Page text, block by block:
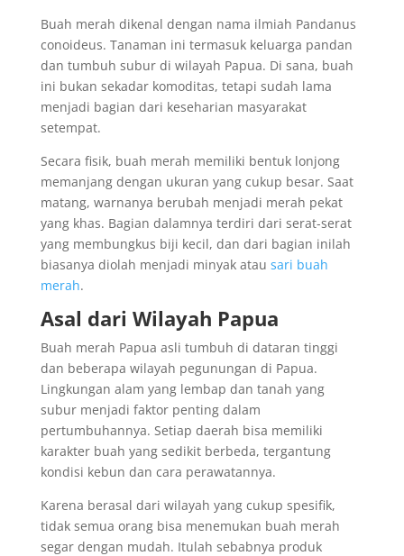
Buah merah dikenal dengan nama ilmiah Pandanus
conoideus. Tanaman ini termasuk keluarga pandan
dan tumbuh subur di wilayah Papua. Di sana, buah
ini bukan sekadar komoditas, tetapi sudah lama
menjadi bagian dari keseharian masyarakat
setempat.
Secara fisik, buah merah memiliki bentuk lonjong
memanjang dengan ukuran yang cukup besar. Saat
matang, warnanya berubah menjadi merah pekat
yang khas. Bagian dalamnya terdiri dari serat-serat
yang membungkus biji kecil, dan dari bagian inilah
biasanya diolah menjadi minyak atau sari buah
merah.
Asal dari Wilayah Papua
Buah merah Papua asli tumbuh di dataran tinggi
dan beberapa wilayah pegunungan di Papua.
Lingkungan alam yang lembap dan tanah yang
subur menjadi faktor penting dalam
pertumbuhannya. Setiap daerah bisa memiliki
karakter buah yang sedikit berbeda, tergantung
kondisi kebun dan cara perawatannya.
Karena berasal dari wilayah yang cukup spesifik,
tidak semua orang bisa menemukan buah merah
segar dengan mudah. Itulah sebabnya produk